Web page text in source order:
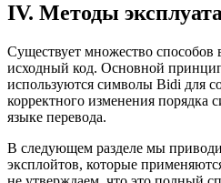
IV. Методы
Существует множество способов
исходный код. Основной
используются символы Bidi для
корректного изменения порядка
языке перевода.
В следующем разделе мы
эксплойтов, которые